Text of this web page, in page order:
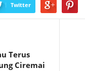
Twitter
Terus
Ciremai